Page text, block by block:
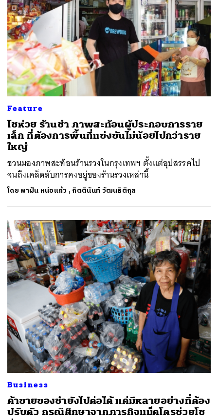
Feature
โชห่วย ร้านชำ ภาพสะท้อนผู้ประกอบการราย
เล็ก ที่ต้องการพื้นที่แข่งขันไม่น้อยไปกว่าราย
ใหญ่
ชวนมองภาพสะท้อนร้านรวงในกรุงเทพฯ ตั้งแต่อุปสรรคไป
จนถึงเคล็ดลับการคงอยู่ของร้านรวงเหล่านี้
โดยพาฝัน หน่อแก้ว ,กิตตินันท์ วัฒนธิติกุล
Business
ค้าขายของชำยังไปต่อได้ แค่มีหลายอย่างที่ต้อง
ปรับตัว กรณีศึกษาจากภารกิจแม็คโครช่วยโช
ค้นหา